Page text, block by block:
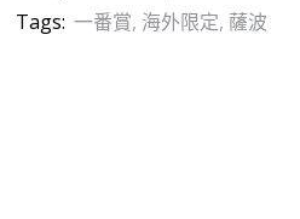
Tags: 一番賞, 海外限定, 薩波